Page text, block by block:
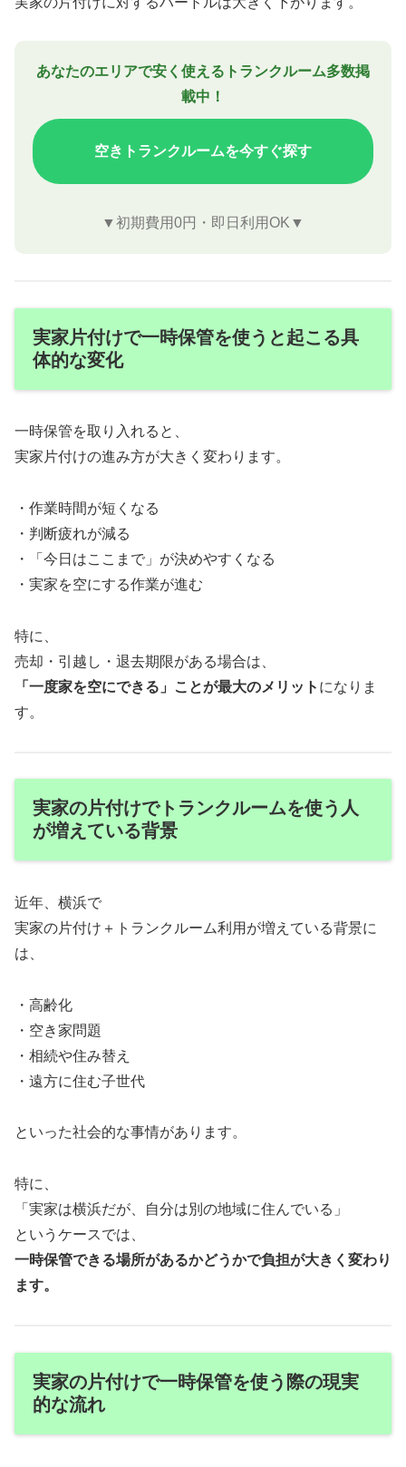
あなたのエリアで安く使えるトランクルーム多数掲
載中！
空きトランクルームを今すぐ探す
▼初期費用0円・即日利用OK▼
実家片付けで一時保管を使うと起こる具
体的な変化
一時保管を取り入れると、
実家片付けの進み方が大きく変わります。
・作業時間が短くなる
・判断疲れが減る
・「今日はここまで」が決めやすくなる
・実家を空にする作業が進む
特に、
売却・引越し・退去期限がある場合は、
「一度家を空にできる」ことが最大のメリット になりま
す。
実家の片付けでトランクルームを使う人
が増えている背景
近年、横浜で
実家の片付け＋トランクルーム利用が増えている背景に
は、
・高齢化
・空き家問題
・相続や住み替え
・遠方に住む子世代
といった社会的な事情があります。
特に、
「実家は横浜だが、自分は別の地域に住んでいる」
というケースでは、
一時保管できる場所があるかどうかで負担が大きく変わり
ます。
実家の片付けで一時保管を使う際の現実
的な流れ